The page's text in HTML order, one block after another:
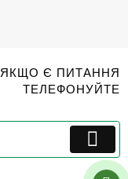
ЯКЩО Є ПИТАННЯ
ТЕЛЕФОНУЙТЕ